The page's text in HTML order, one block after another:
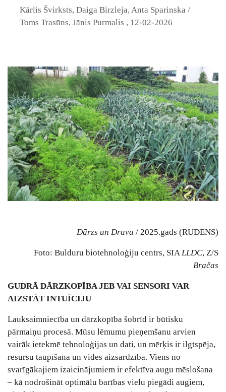
Kārlis Švirksts, Daiga Birzleja, Anta Sparinska /
Toms Trasūns, Jānis Purmalis , 12-02-2026
Dārzs un Drava / 2025.gads (RUDENS)
Foto: Bulduru biotehnoloģiju centrs, SIALLDC, Z/S
Bračas
GUDRĀ DĀRZKOPĪBA JEB VAI SENSORI VAR
AIZSTĀT INTUĪCIJU
Lauksaimniecība un dārzkopība šobrīd ir būtisku
pārmaiņu procesā. Mūsu lēmumu pieņemšanu arvien
vairāk ietekmē tehnoloģijas un dati, un mērķis ir ilgtspēja,
resursu taupīšana un vides aizsardzība. Viens no
svarīgākajiem izaicinājumiem ir efektīva augu mēslošana
– kā nodrošināt optimālu barības vielu piegādi augiem,